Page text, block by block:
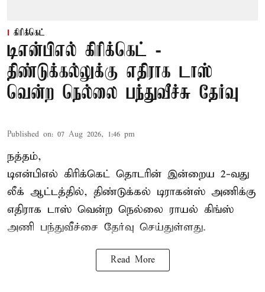
கிரிக்கெட்
டிஎன்பிஎல் கிரிக்கெட் -
திண்டுக்கல்லுக்கு எதிராக டாஸ்
வென்ற நெல்லை பந்துவீச்சு தேர்வு
Published on: 07 Aug 2026, 1:46 pm
நத்தம்,
டிஎன்பிஎல் கிரிக்கெட் தொடரின் இன்றைய 2-வது
லீக் ஆட்டத்தில், திண்டுக்கல் டிராகன்ஸ் அணிக்கு
எதிராக டாஸ் வென்ற நெல்லை ராயல் கிங்ஸ்
அணி பந்துவீச்சை தேர்வு செய்துள்ளது.
Read More